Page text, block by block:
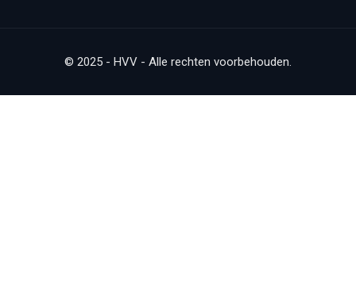
© 2025 - HVV - Alle rechten voorbehouden.